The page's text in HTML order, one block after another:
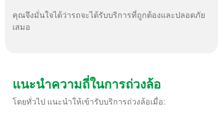
คุณจึงมั่นใจได้ว่ารถจะได้รับบริการที่ถูกต้องและปลอดภัย
เสมอ
แนะนำความถี่ในการถ่วงล้อ
โดยทั่วไป แนะนำให้เข้ารับบริการถ่วงล้อเมื่อ: